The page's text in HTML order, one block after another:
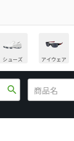
シューズ アイウェア
search